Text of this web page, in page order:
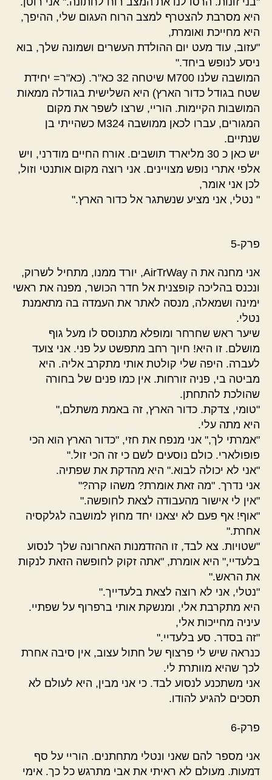
היא מסרבת להצטרף למצב הרוח העגום שלי, ההיפך,
היא מחייכת ואומרת,
"עזוב, עוד מעט יום ההולדת העשרים ושמונה שלך, בוא
ניסע לנופש ביחד."
המושבה שלנו M700 שיטחה 32 כא"ר. (כא"ר= יחידת
שטח בגודל כדור הארץ) היא השלישית בגודלה ממאות
המושבות הקיימות. הוריי, שרצו לשפר את מקום
המגורים, עברו לכאן ממושבה M324 כשהייתי בן
שנתיים.
יש כאן כ 30 מליארד תושבים. אורח החיים מודרני, ויש
אלפי אתרי נופש מצויינים. אני רוצה מקום אותנטי וזול,
לכן אני אומר,
" נטלי, אני מציע שנשתגר אל כדור הארץ."
פרק-5
אני מחנה את ה AirTrWay, יורד ממנו, מתחיל לשרוק,
ונכנס בהליכה קופצנית אל חדר הכושר, מפנה את ראשי
ימינה ושמאלה, מנסה לאתר את העמדה בה מתאמנת
נטלי.
שיער ראש שחרחר ומופלא מתנוסס לו מעל גוף
מושלם. זו היא! חיוך רחב מתפשט על פני. אני צועד
לעברה. היפה שלי קולטת אותי מתקרב אליה. היא
מביטה בי, פניה זורחות. אין כמו פנים של בחורה
שהולכת להתחתן.
"טומי, צדקת. כדור הארץ, זה באמת משתלם,"
היא מתה עלי.
"אמרתי לך," אני מנפח את חזי, "כדור הארץ הוא הכי
פופולארי. כולם נוסעים לשם כי זה הכי זול."
"אני לא יכולה לבוא." היא מהדקת את שפתיה.
אני נדרך. "מה זאת אומרת? משהו קרה?"
"אין לי אישור מהעבודה לצאת לחופשה."
"אוף! אף פעם לא יצאנו יחד מחוץ למושבה לגלקסיה
אחרת."
"שטויות. צא לבד, זו ההזדמנות האחרונה שלך לנסוע
בלעדיי," היא אומרת, "אתה זקוק לחופשה הזאת לנקות
את הראש."
"נטלי, אני לא רוצה לצאת בלעדייך."
היא מתקרבת אלי, ומנשקת אותי ברפרוף על שפתיי.
עיניה מחייכות אלי,
"זה בסדר. סע בלעדיי."
כנראה שיש לי פרצוף של חתול עצוב, אין סיבה אחרת
לכך שהיא מוותרת לי.
אני משתכנע לנסוע לבד. כי אני מבין, היא לעולם לא
תסכים להגיע להודו.
פרק-6
אני מספר להם שאני ונטלי מתחתנים. הוריי על סף
דמעות. מעולם לא ראיתי את אבי מתרגש כל כך. אימי